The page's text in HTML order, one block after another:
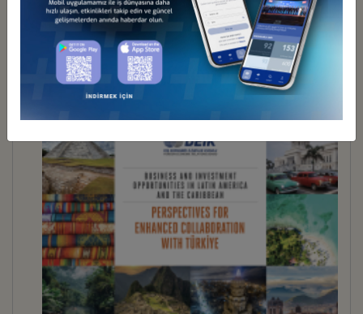
BUSINESS DIPLOMACY 31
İndir